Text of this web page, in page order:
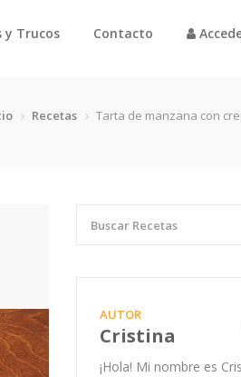
y Trucos Contacto
Recetas Tarta de manzana con
AUTOR
Cristina
¡Hola! Mi nombre es